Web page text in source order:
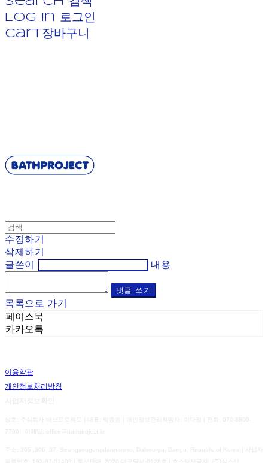
Log In
로그인
Cart장바구니
수정하기
삭제하기
글쓴이
내용
댓글 쓰기
목록으로 가기
페이스북
카카오톡
이용약관
개인정보처리방침
사업자정보확인
상호: 주식회사 배쓰프로젝트 | 대표: 박종원 | 개인정보관리책임자: 이다정 | 전화: 070-8800-
7700 | 이메일: office@bathproject.kr
주소: 305 ,306 ,37, Seongseogongdannam-ro, Dalseo-gu, Daegu, Republic of Korea | 사업자
193-87-01409 2020-대구달서-0928호 | 호스팅제공자: (주)식스샵